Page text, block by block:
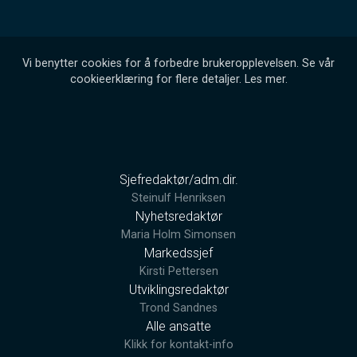
Vi benytter cookies for å forbedre brukeropplevelsen. Se vår
cookieerklæring for flere detaljer. Les mer.
Sjefredaktør/adm.dir.
Steinulf Henriksen
Nyhetsredaktør
Maria Holm Simonsen
Markedssjef
Kirsti Pettersen
Utviklingsredaktør
Trond Sandnes
Alle ansatte
Klikk for kontakt-info